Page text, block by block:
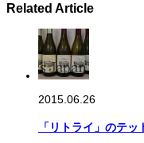
Related Article
2015.06.26
「リトライ」のテ